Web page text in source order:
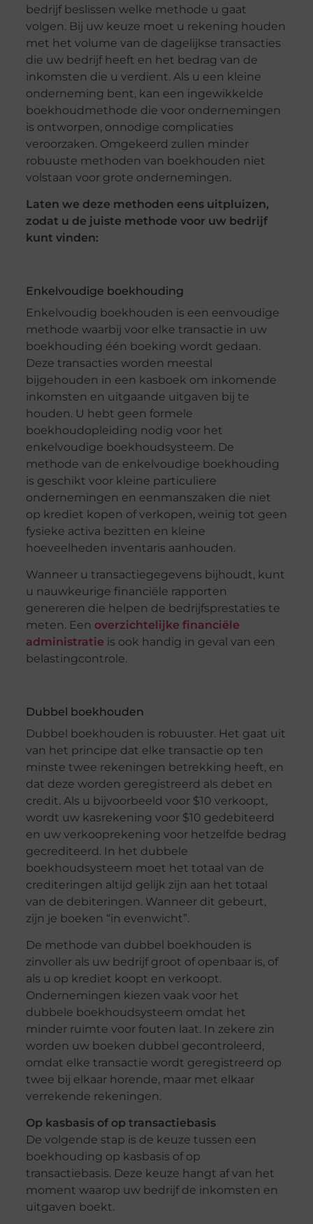
bedrijf beslissen welke methode u gaat
volgen. Bij uw keuze moet u rekening houden
met het volume van de dagelijkse transacties
die uw bedrijf heeft en het bedrag van de
inkomsten die u verdient. Als u een kleine
onderneming bent, kan een ingewikkelde
boekhoudmethode die voor ondernemingen
is ontworpen, onnodige complicaties
veroorzaken. Omgekeerd zullen minder
robuuste methoden van boekhouden niet
volstaan voor grote ondernemingen.
Laten we deze methoden eens uitpluizen,
zodat u de juiste methode voor uw bedrijf
kunt vinden:
Enkelvoudige boekhouding
Enkelvoudig boekhouden is een eenvoudige
methode waarbij voor elke transactie in uw
boekhouding één boeking wordt gedaan.
Deze transacties worden meestal
bijgehouden in een kasboek om inkomende
inkomsten en uitgaande uitgaven bij te
houden. U hebt geen formele
boekhoudopleiding nodig voor het
enkelvoudige boekhoudsysteem. De
methode van de enkelvoudige boekhouding
is geschikt voor kleine particuliere
ondernemingen en eenmanszaken die niet
op krediet kopen of verkopen, weinig tot geen
fysieke activa bezitten en kleine
hoeveelheden inventaris aanhouden.
Wanneer u transactiegegevens bijhoudt, kunt
u nauwkeurige financiële rapporten
genereren die helpen de bedrijfsprestaties te
meten. Een overzichtelijke financiële
administratie is ook handig in geval van een
belastingcontrole.
Dubbel boekhouden
Dubbel boekhouden is robuuster. Het gaat uit
van het principe dat elke transactie op ten
minste twee rekeningen betrekking heeft, en
dat deze worden geregistreerd als debet en
credit. Als u bijvoorbeeld voor $10 verkoopt,
wordt uw kasrekening voor $10 gedebiteerd
en uw verkooprekening voor hetzelfde bedrag
gecrediteerd. In het dubbele
boekhoudsysteem moet het totaal van de
crediteringen altijd gelijk zijn aan het totaal
van de debiteringen. Wanneer dit gebeurt,
zijn je boeken “in evenwicht”.
De methode van dubbel boekhouden is
zinvoller als uw bedrijf groot of openbaar is, of
als u op krediet koopt en verkoopt.
Ondernemingen kiezen vaak voor het
dubbele boekhoudsysteem omdat het
minder ruimte voor fouten laat. In zekere zin
worden uw boeken dubbel gecontroleerd,
omdat elke transactie wordt geregistreerd op
twee bij elkaar horende, maar met elkaar
verrekende rekeningen.
Op kasbasis of op transactiebasis
De volgende stap is de keuze tussen een
boekhouding op kasbasis of op
transactiebasis. Deze keuze hangt af van het
moment waarop uw bedrijf de inkomsten en
uitgaven boekt.